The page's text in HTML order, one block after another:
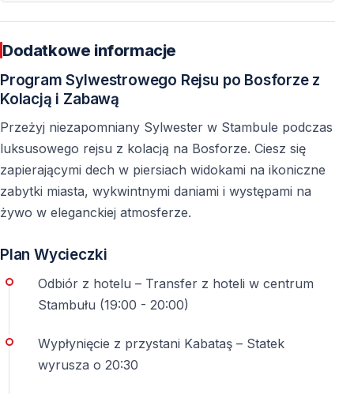
Goście nie muszą sami szukać przystani
W przypadku tej imprezy goście są odbierani zgodnie z
ustalonym planem transferu. To ważna zaleta,
ponieważ w noc sylwestrową ruch w Stambule jest
większy niż zwykle, a okolice przystani mogą być
zatłoczone. Dokładna godzina odbioru jest podawana
po rezerwacji.
3. Sprawdź godzinę wejścia na statek i
Wejście na pokład i wypłynięcie to dwa różne etapy
Przy wielu sylwestrowych rejsach wejście na statek
następuje później, zwykle około 21:00–21:30. Ten czas
jest potrzebny na zajęcie stolików, przygotowanie
Dodatkowe informacje
Program Sylwestrowego Rejsu po Bosforze z
Kolacją i Zabawą
Przeżyj niezapomniany Sylwester w Stambule podczas
luksusowego rejsu z kolacją na Bosforze. Ciesz się
zapierającymi dech w piersiach widokami na ikoniczne
zabytki miasta, wykwintnymi daniami i występami na
żywo w eleganckiej atmosferze.
Plan Wycieczki
Odbiór z hotelu – Transfer z hoteli w centrum
Stambułu (19:00 - 20:00)
Wypłynięcie z przystani Kabataş – Statek
wyrusza o 20:30